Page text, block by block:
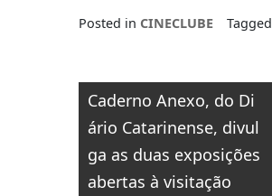
modelos
Posted in CINECLUBE Tagged
Navegação
de
Post
Caderno Anexo, do Di
ário Catarinense, divul
ga as duas exposições
abertas à visitação